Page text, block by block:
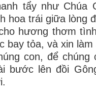
tẩy như Chúa
hoa trái giữa lòng
hương thơm
bay tỏa, và xin làm
con, để chúng
bước lên đồi